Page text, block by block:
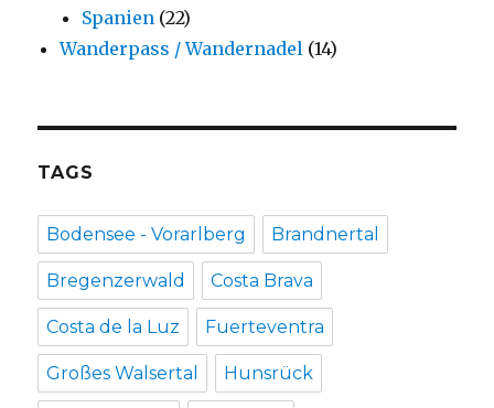
Spanien (22)
Wanderpass / Wandernadel (14)
TAGS
Bodensee - Vorarlberg Brandnertal
Bregenzerwald Costa Brava
Costa de la Luz Fuerteventra
Großes Walsertal Hunsrück